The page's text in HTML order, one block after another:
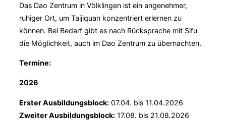
Das Dao Zentrum in Völklingen ist ein angenehmer,
ruhiger Ort, um Taijiquan konzentriert erlernen zu
können. Bei Bedarf gibt es nach Rücksprache mit Sifu
die Möglichkeit, auch im Dao Zentrum zu übernachten.
Termine:
2026
Erster Ausbildungsblock: 07.04. bis 11.04.2026
Zweiter Ausbildungsblock: 17.08. bis 21.08.2026